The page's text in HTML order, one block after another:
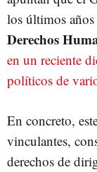
los últimos
Derechos
en un reciente
políticos de
En concreto,
vinculantes,
derechos de